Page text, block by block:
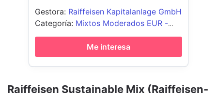
Raiffeisen Sustainable Mix (Raiffeisen-
Gestora: Raiffeisen Kapitalanlage GmbH
Categoría: Mixtos Moderados EUR -
Global
Me interesa